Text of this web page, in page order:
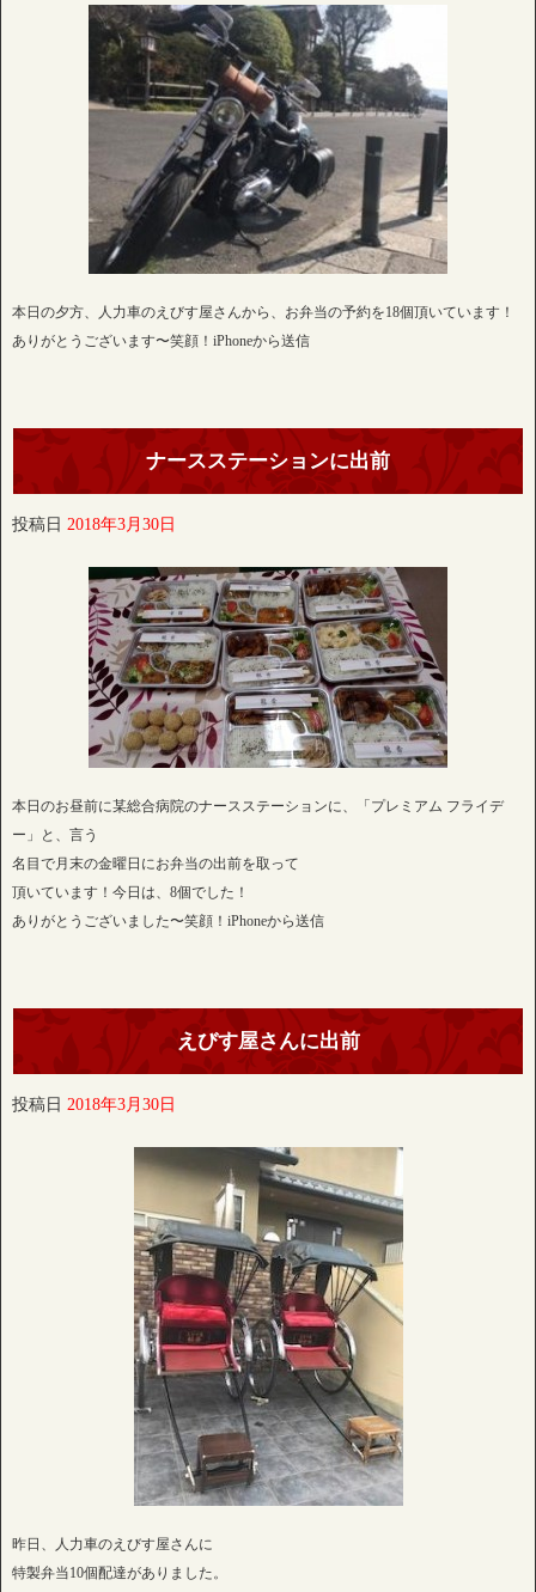
本日の夕方、人力車のえびす屋さんから、お弁当の予約を18個頂いています！
ありがとうございます〜笑顔！iPhoneから送信
ナースステーションに出前
投稿日 2018年3月30日
本日のお昼前に某総合病院のナースステーションに、「プレミアム フライデ
ー」と、言う
名目で月末の金曜日にお弁当の出前を取って
頂いています！今日は、8個でした！
ありがとうございました〜笑顔！iPhoneから送信
えびす屋さんに出前
投稿日 2018年3月30日
昨日、人力車のえびす屋さんに
特製弁当10個配達がありました。